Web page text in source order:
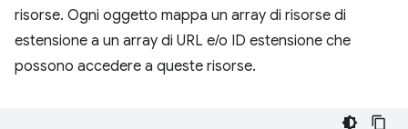
risorse. Ogni oggetto mappa un array di risorse di
estensione a un array di URL e/o ID estensione che
possono accedere a queste risorse.